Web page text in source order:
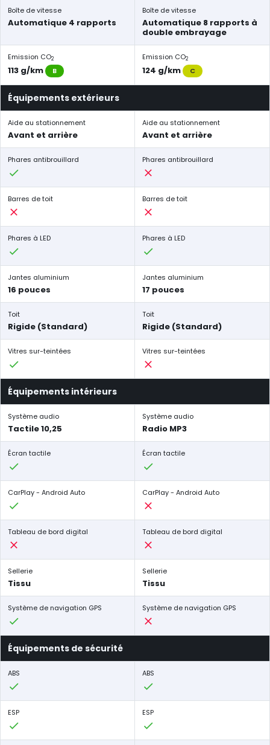
Boîte de vitesse
Automatique 4 rapports
Boîte de vitesse
Automatique 8 rapports à
double embrayage
Emission CO2
113 g/km B
Emission CO2
124 g/km C
Équipements extérieurs
Aide au stationnement
Avant et arrière
Aide au stationnement
Avant et arrière
Phares antibrouillard Phares antibrouillard
Barres de toit Barres de toit
Phares à LED Phares à LED
Jantes aluminium
16 pouces
Jantes aluminium
17 pouces
Toit
Rigide (Standard)
Toit
Rigide (Standard)
Vitres sur-teintées Vitres sur-teintées
Équipements intérieurs
Système audio
Tactile 10,25
Système audio
Radio MP3
Écran tactile Écran tactile
CarPlay - Android Auto CarPlay - Android Auto
Tableau de bord digital Tableau de bord digital
Sellerie
Tissu
Sellerie
Tissu
Système de navigation GPS Système de navigation GPS
Équipements de sécurité
ABS ABS
ESP ESP